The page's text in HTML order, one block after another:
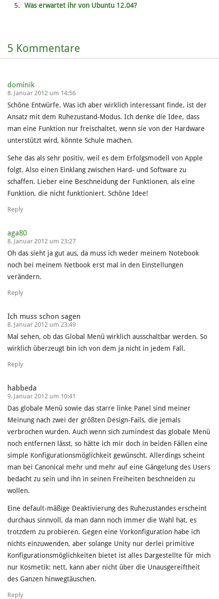
Was erwartet ihr von Ubuntu 12.04?
5 Kommentare
dominik
8. Januar 2012 um 14:56
Schöne Entwürfe. Was ich aber wirklich interessant finde, ist der
Ansatz mit dem Ruhezustand-Modus. Ich denke die Idee, dass
man eine Funktion nur freischaltet, wenn sie von der Hardware
unterstützt wird, könnte Schule machen.
Sehe das als sehr positiv, weil es dem Erfolgsmodell von Apple
folgt. Also einen Einklang zwischen Hard- und Software zu
schaffen. Lieber eine Beschneidung der Funktionen, als eine
Funktion, die nicht funktioniert. Schöne Idee!
Reply
aga80
8. Januar 2012 um 23:27
Oh das sieht ja gut aus, da muss ich weder meinem Notebook
noch bei meinem Netbook erst mal in den Einstellungen
verändern.
Reply
Ich muss schon sagen
8. Januar 2012 um 23:49
Mal sehen, ob das Global Menü wirklich ausschaltbar werden. So
wirklich überzeugt bin ich von dem ja nicht in jedem Fall.
Reply
habbeda
9. Januar 2012 um 10:41
Das globale Menü sowie das starre linke Panel sind meiner
Meinung nach zwei der größten Design-Fails, die jemals
verbrochen wurden. Auch wenn sich zumindest das globale Menü
noch entfernen lässt, so hätte ich mir doch in beiden Fällen eine
simple Konfigurationsmöglichkeit gewünscht. Allerdings scheint
man bei Canonical mehr und mehr auf eine Gängelung des Users
bedacht zu sein und ihn in seinen Freiheiten beschneiden zu
wollen.
Eine default-mäßige Deaktivierung des Ruhezustandes erscheint
durchaus sinnvoll, da man dann noch immer die Wahl hat, es
trotzdem zu probieren. Gegen eine Vorkonfiguration habe ich
nichts einzuwenden, aber solange Unity nur derlei primitive
Konfigurationsmöglichkeiten bietet ist alles Dargestellte für mich
nur Kosmetik: nett, kann aber nicht über die Unausgereiftheit
des Ganzen hinwegtäuschen.
Reply